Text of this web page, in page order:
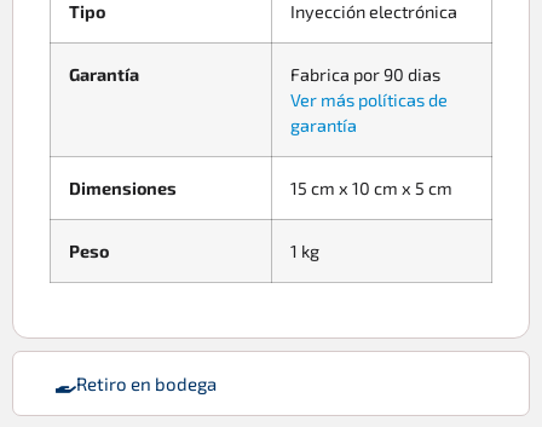
Retiro en bodega
Tipo Inyección electrónica
Garantía
Fabrica por 90 dias
Ver más políticas de
garantía
Dimensiones 15 cm x 10 cm x 5 cm
Peso 1 kg